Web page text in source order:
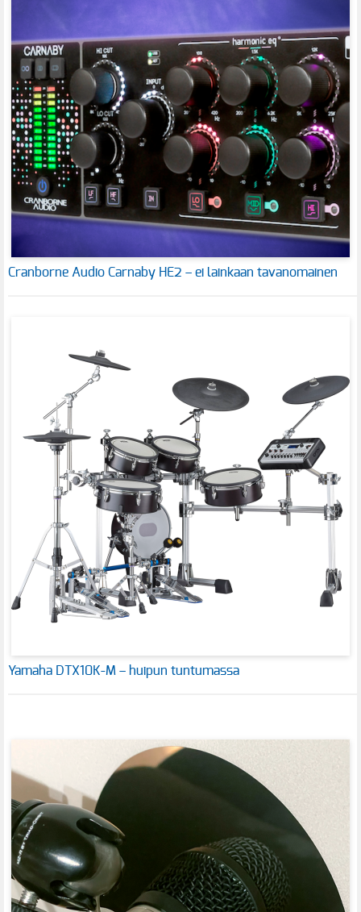
Cranborne Audio Carnaby HE2 – ei lainkaan tavanomainen
Yamaha DTX10K-M – huipun tuntumassa